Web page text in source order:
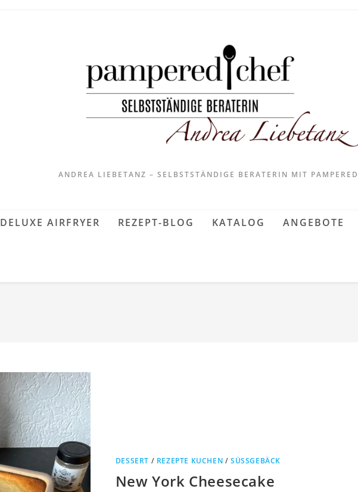
ANDREA LIEBETANZ – SELBSTSTÄNDIGE BERATERIN MIT
DELUXE AIRFRYER REZEPT-BLOG KATALOG ANGEBOTE
DESSERT / REZEPTE KUCHEN /SÜSSGEBÄCK
New York Cheesecake